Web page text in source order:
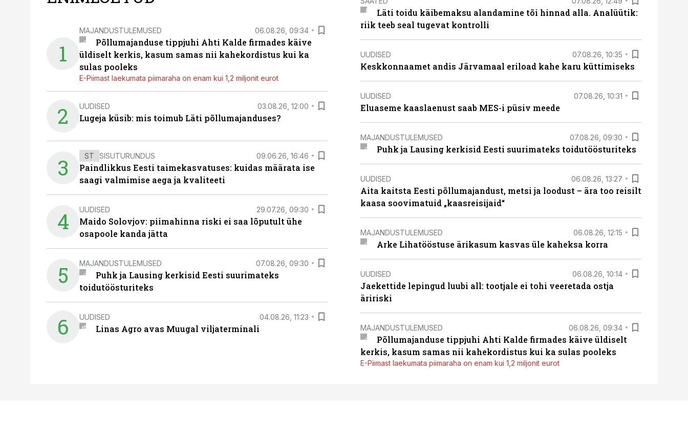
1
MAJANDUSTULEMUSED 06.08.26, 09:34
Põllumajanduse tippjuhi Ahti Kalde firmades käive
üldiselt kerkis, kasum samas nii kahekordistus kui ka
sulas pooleks
E-Piimast laekumata piimaraha on enam kui 1,2 miljonit eurot
2 UUDISED 03.08.26, 12:00
Lugeja küsib: mis toimub Läti põllumajanduses?
3 ST SISUTURUNDUS 09.06.26, 16:46
Paindlikkus Eesti taimekasvatuses: kuidas määrata ise
saagi valmimise aega ja kvaliteeti
4 UUDISED 29.07.26, 09:30
Maido Solovjov: piimahinna riski ei saa lõputult ühe
osapoole kanda jätta
5 MAJANDUSTULEMUSED 07.08.26, 09:30
Puhk ja Lausing kerkisid Eesti suurimateks
toidutöösturiteks
6 UUDISED 04.08.26, 11:23
Linas Agro avas Muugal viljaterminali
Läti toidu käibemaksu alandamine tõi hinnad alla. Analüütik:
riik teeb seal tugevat kontrolli
UUDISED 07.08.26, 10:35
Keskkonnaamet andis Järvamaal eriload kahe karu küttimiseks
UUDISED 07.08.26, 10:31
Eluaseme kaaslaenust saab MES-i püsiv meede
MAJANDUSTULEMUSED 07.08.26, 09:30
Puhk ja Lausing kerkisid Eesti suurimateks toidutöösturiteks
UUDISED 06.08.26, 13:27
Aita kaitsta Eesti põllumajandust, metsi ja loodust – ära too reisilt
kaasa soovimatuid „kaasreisijaid“
MAJANDUSTULEMUSED 06.08.26, 12:15
Arke Lihatööstuse ärikasum kasvas üle kaheksa korra
UUDISED 06.08.26, 10:14
Jaekettide lepingud luubi all: tootjale ei tohi veeretada ostja
äririski
MAJANDUSTULEMUSED 06.08.26, 09:34
Põllumajanduse tippjuhi Ahti Kalde firmades käive üldiselt
kerkis, kasum samas nii kahekordistus kui ka sulas pooleks
E-Piimast laekumata piimaraha on enam kui 1,2 miljonit eurot